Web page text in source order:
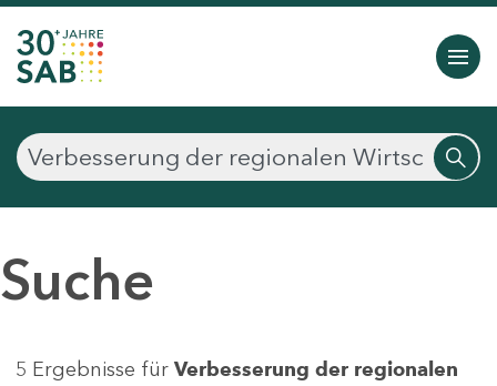
Suche
5 Ergebnisse für Verbesserung der regionalen